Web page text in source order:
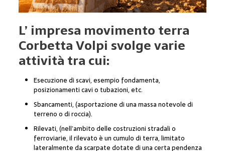
L’ impresa movimento terra
CorbettaVolpi svolge varie
attività tra cui:
Esecuzione di scavi, esempio fondamenta,
posizionamenti cavi o tubazioni, etc.
Sbancamenti, (asportazione di una massa notevole di
terreno o di roccia).
Rilevati, (nell’ambito delle costruzioni stradali o
ferroviarie, il rilevato è un cumulo di terra, limitato
lateralmente da scarpate dotate di una certa pendenza